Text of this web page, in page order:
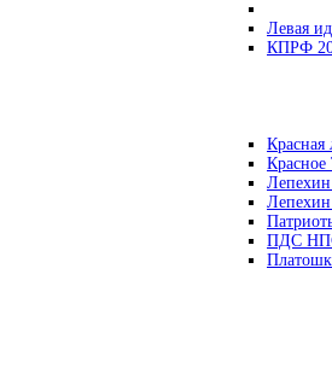
Левая
КПРФ
Красная
ПДС